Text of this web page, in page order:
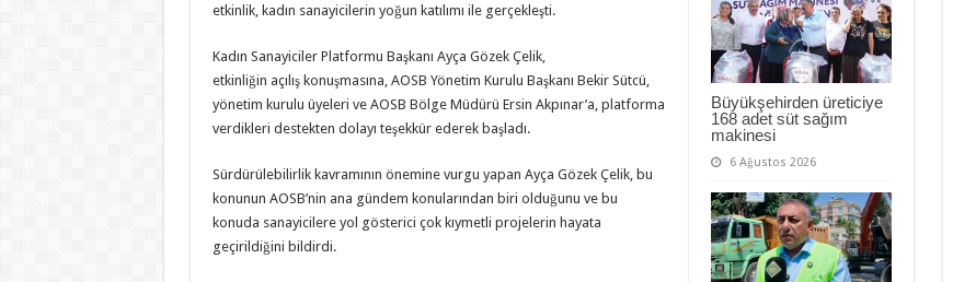
Büyükşehirden üreticiye
168 adet süt sağım
makinesi
6 Ağustos 2026
etkinlik, kadın sanayicilerin yoğun katılımı ile gerçekleşti.
Kadın Sanayiciler Platformu Başkanı Ayça Gözek Çelik,
etkinliğin açılış konuşmasına, AOSB Yönetim Kurulu Başkanı Bekir Sütcü,
yönetim kurulu üyeleri ve AOSB Bölge Müdürü Ersin Akpınar’a, platforma
verdikleri destekten dolayı teşekkür ederek başladı.
Sürdürülebilirlik kavramının önemine vurgu yapan Ayça Gözek Çelik, bu
konunun AOSB’nin ana gündem konularından biri olduğunu ve bu
konuda sanayicilere yol gösterici çok kıymetli projelerin hayata
geçirildiğini bildirdi.